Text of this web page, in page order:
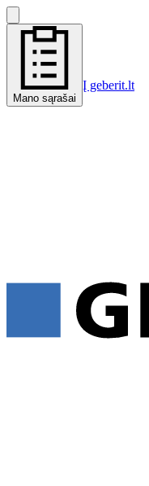
Mano sąrašai
Į geberit.lt